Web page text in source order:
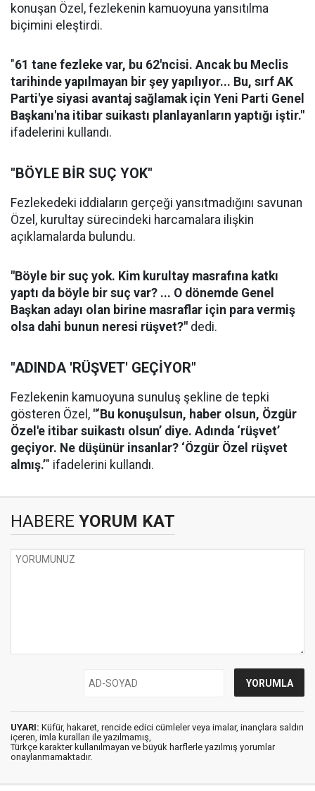
konuşan Özel, fezlekenin kamuoyuna yansıtılma
biçimini eleştirdi.
"61 tane fezleke var, bu 62'ncisi. Ancak bu Meclis
tarihinde yapılmayan bir şey yapılıyor... Bu, sırf AK
Parti'ye siyasi avantaj sağlamak için Yeni Parti Genel
Başkanı'na itibar suikastı planlayanların yaptığı iştir."
ifadelerini kullandı.
"BÖYLE BİR SUÇ YOK"
Fezlekedeki iddiaların gerçeği yansıtmadığını savunan
Özel, kurultay sürecindeki harcamalara ilişkin
açıklamalarda bulundu.
"Böyle bir suç yok. Kim kurultay masrafına katkı
yaptı da böyle bir suç var? ... O dönemde Genel
Başkan adayı olan birine masraflar için para vermiş
olsa dahi bunun neresi rüşvet?" dedi.
"ADINDA 'RÜŞVET' GEÇİYOR"
Fezlekenin kamuoyuna sunuluş şekline de tepki
gösteren Özel, "‘Bu konuşulsun, haber olsun, Özgür
Özel'e itibar suikastı olsun’ diye. Adında ‘rüşvet’
geçiyor. Ne düşünür insanlar? ‘Özgür Özel rüşvet
almış.’" ifadelerini kullandı.
HABERE YORUM KAT
UYARI: Küfür, hakaret, rencide edici cümleler veya imalar, inançlara saldırı
içeren, imla kuralları ile yazılmamış,
Türkçe karakter kullanılmayan ve büyük harflerle yazılmış yorumlar
onaylanmamaktadır.